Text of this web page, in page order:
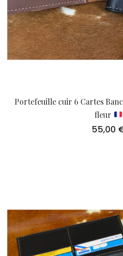
Portefeuille cuir 6 Cartes
fleur
55,00